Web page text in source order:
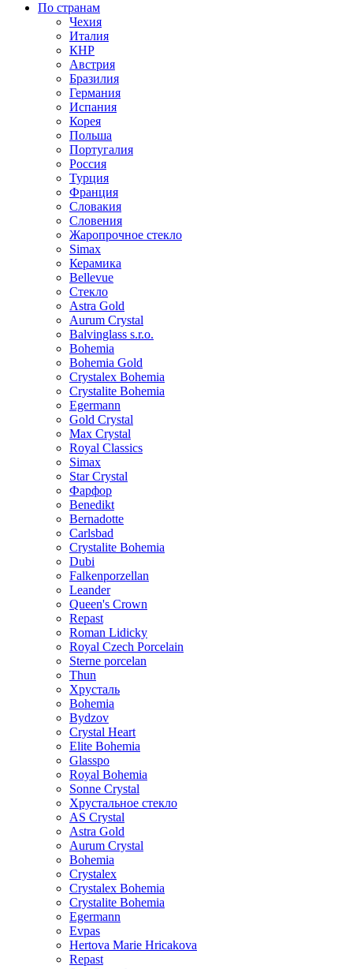
По странам
Чехия
Италия
КНР
Австрия
Бразилия
Германия
Испания
Корея
Польша
Португалия
Россия
Турция
Франция
Словакия
Словения
Жаропрочное стекло
Simax
Керамика
Bellevue
Стекло
Astra Gold
Aurum Crystal
Balvinglass s.r.o.
Bohemia
Bohemia Gold
Crystalex Bohemia
Crystalite Bohemia
Egermann
Gold Crystal
Max Crystal
Royal Classics
Simax
Star Crystal
Фарфор
Benedikt
Bernadotte
Carlsbad
Crystalite Bohemia
Dubi
Falkenporzellan
Leander
Queen's Crown
Repast
Roman Lidicky
Royal Czech Porcelain
Sterne porcelan
Thun
Хрусталь
Bohemia
Bydzov
Crystal Heart
Elite Bohemia
Glasspo
Royal Bohemia
Sonne Crystal
Хрустальное стекло
AS Crystal
Astra Gold
Aurum Crystal
Bohemia
Crystalex
Crystalex Bohemia
Crystalite Bohemia
Egermann
Evpas
Hertova Marie Hricakova
Repast